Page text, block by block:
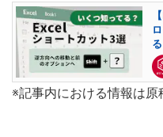
※記事内における情報は原